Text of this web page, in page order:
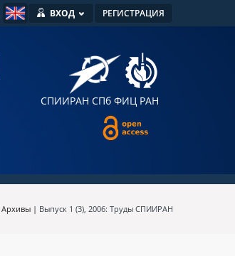
РЕГИСТРАЦИЯ
ВХОД
СПИИРАН СПб ФИЦ РАН
Архивы | Выпуск 1 (3), 2006: Труды СПИИРАН